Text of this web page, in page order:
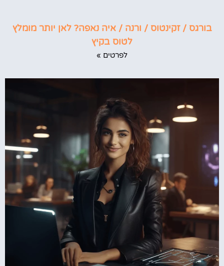
בורגס / זקינטוס / ורנה / איה נאפה? לאן יותר מומלץ
לטוס בקיץ
לפרטים »